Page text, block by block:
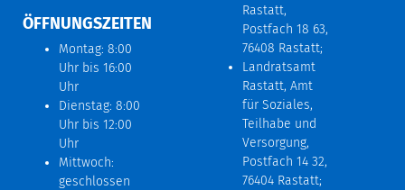
ÖFFNUNGSZEITEN
Montag: 8:00
Uhr bis 16:00
Uhr
Dienstag: 8:00
Uhr bis 12:00
Uhr
Mittwoch:
geschlossen
Rastatt,
Postfach 18 63,
76408 Rastatt;
Landratsamt
Rastatt, Amt
für Soziales,
Teilhabe und
Versorgung,
Postfach 14 32,
76404 Rastatt;